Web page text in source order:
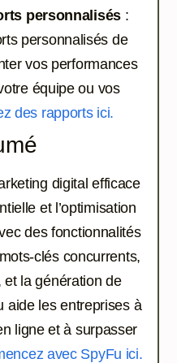
personnalisés :
personnalisés de
vos performances
équipe ou vos
des rapports ici.
digital efficace
et l’optimisation
des fonctionnalités
clés concurrents,
et la génération de
aide les entreprises à
ligne et à surpasser
avec SpyFu ici.